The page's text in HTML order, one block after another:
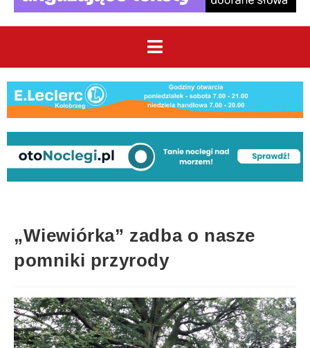
„Wiewiórka” zadba o nasze
pomniki przyrody